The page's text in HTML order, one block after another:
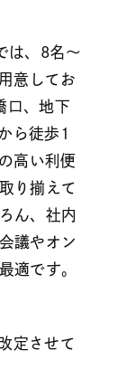
は、8名～
意してお
口、地下
ら徒歩1
高い利便
り揃えて
ん、社内
議やオン
適です。
定させて